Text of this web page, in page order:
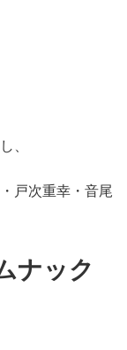
、
戸次重幸・音尾
ナック